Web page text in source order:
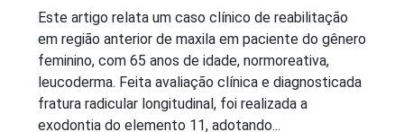
Este artigo relata um caso clínico de reabilitação
em região anterior de maxila em paciente do gênero
feminino, com 65 anos de idade, normoreativa,
leucoderma. Feita avaliação clínica e diagnosticada
fratura radicular longitudinal, foi realizada a
exodontia do elemento 11, adotando...